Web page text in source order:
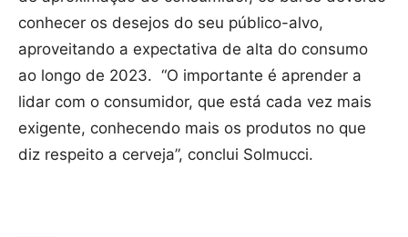
conhecer os desejos do seu público-alvo,
aproveitando a expectativa de alta do consumo
ao longo de 2023. “O importante é aprender a
lidar com o consumidor, que está cada vez mais
exigente, conhecendo mais os produtos no que
diz respeito a cerveja”, conclui Solmucci.